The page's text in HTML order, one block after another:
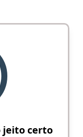
jeito certo